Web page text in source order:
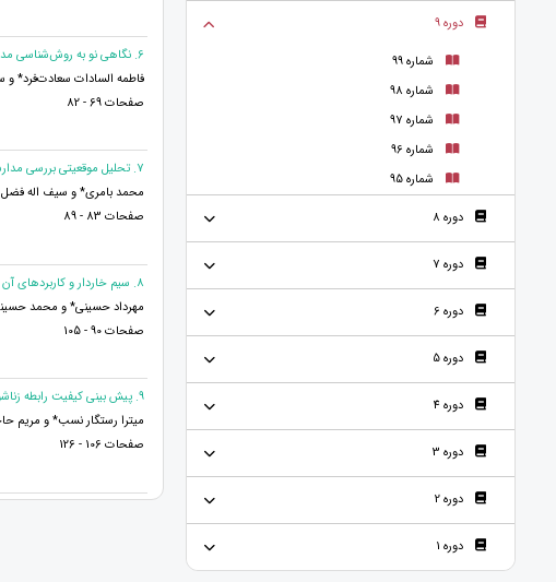
دوره 9
شماره 99
شماره 98
شماره 97
شماره 96
شماره 95
دوره 8
دوره 7
دوره 6
دوره 5
دوره 4
دوره 3
دوره 2
دوره 1
6. نگاهی نو به روش‌شناسی مدل‌سازی به عنوان پژوهشی کیفی
فاطمه السادات سعادت‌فرد*
صفحات 69 - 82
7. تحلیل موقعیتی بررسی مدارس
محمد بامری* و سیف اله فضل
صفحات 83 - 89
8. سیم خاردار و کاربردهای آن
مهرداد حسینی* و محمد
صفحات 90 - 105
9. پیش بینی کیفیت رابطه زناشویی براساس تاب آوری زوجین
میترا رستگار نسب* و مریم
صفحات 106 - 126